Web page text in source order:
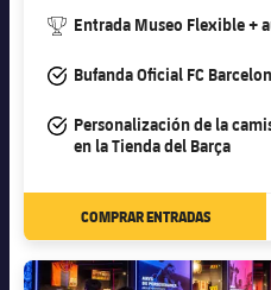
#trophy
Entrada Museo Flexible +
#tick
Bufanda Oficial FC
#tick
Personalización de la
en la Tienda del Barça
COMPRAR ENTRADAS